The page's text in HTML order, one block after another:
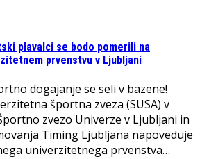
plavalci se bodo pomerili na
prvenstvu v Ljubljani
dogajanje se seli v bazene!
športna zveza (SUSA) v
zvezo Univerze v Ljubljani in
Timing Ljubljana napoveduje
univerzitetnega prvenstva…